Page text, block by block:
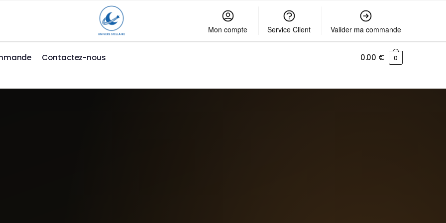
Mon compte Service Client Valider ma commande
Contactez-nous 0.00 € 0